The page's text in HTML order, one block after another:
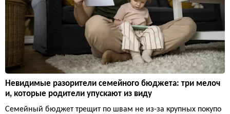
Невидимые разорители семейного бюджета: три мелоч
и, которые родители упускают из виду
Семейный бюджет трещит по швам не из-за крупных покупо